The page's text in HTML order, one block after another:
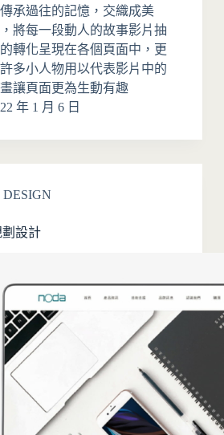
承過往的記憶，交織成美
將每一段動人的故事影片抽
轉化呈現在各個頁面中，更
多小人物用以代表影片中的
讓頁面更為生動有趣
年 1 月 6 日
劃設計